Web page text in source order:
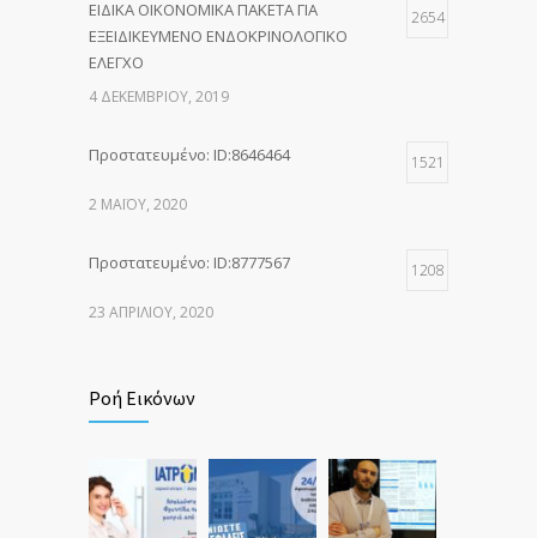
ΕΙΔΙΚΑ ΟΙΚΟΝΟΜΙΚΑ ΠΑΚΕΤΑ ΓΙΑ
ΕΞΕΙΔΙΚΕΥΜΕΝΟ ΕΝΔΟΚΡΙΝΟΛΟΓΙΚΟ
ΕΛΕΓΧΟ
2654
4 ΔΕΚΕΜΒΡΊΟΥ, 2019
Πρoστατευμένο: ID:8646464 1521
2 ΜΑΪ́ΟΥ, 2020
Πρoστατευμένο: ID:8777567 1208
23 ΑΠΡΙΛΊΟΥ, 2020
Ροή Εικόνων